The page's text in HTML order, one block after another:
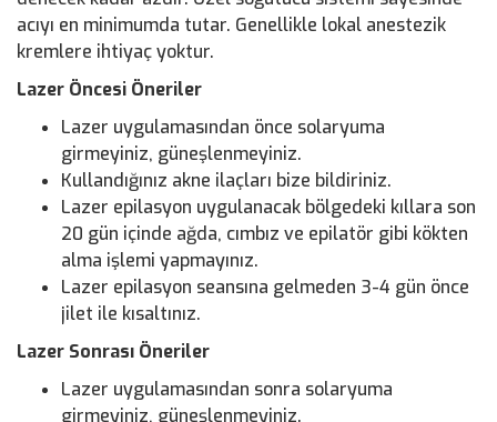
acıyı en minimumda tutar. Genellikle lokal anestezik
kremlere ihtiyaç yoktur.
Lazer Öncesi Öneriler
Lazer uygulamasından önce solaryuma
girmeyiniz, güneşlenmeyiniz.
Kullandığınız akne ilaçları bize bildiriniz.
Lazer epilasyon uygulanacak bölgedeki kıllara son
20 gün içinde ağda, cımbız ve epilatör gibi kökten
alma işlemi yapmayınız.
Lazer epilasyon seansına gelmeden 3-4 gün önce
jilet ile kısaltınız.
Lazer Sonrası Öneriler
Lazer uygulamasından sonra solaryuma
girmeyiniz, güneşlenmeyiniz.